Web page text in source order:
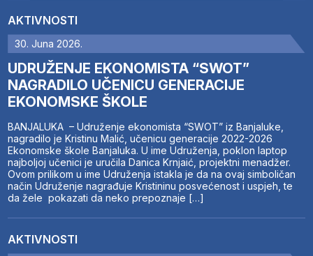
AKTIVNOSTI
30. Juna 2026.
UDRUŽENJE EKONOMISTA “SWOT”
NAGRADILO UČENICU GENERACIJE
EKONOMSKE ŠKOLE
BANJALUKA – Udruženje ekonomista “SWOT” iz Banjaluke,
nagradilo je Kristinu Malić, učenicu generacije 2022-2026
Ekonomske škole Banjaluka. U ime Udruženja, poklon laptop
najboljoj učenici je uručila Danica Krnjaić, projektni menadžer.
Ovom prilikom u ime Udruženja istakla je da na ovaj simboličan
način Udruženje nagrađuje Kristininu posvećenost i uspjeh, te
da žele pokazati da neko prepoznaje […]
AKTIVNOSTI